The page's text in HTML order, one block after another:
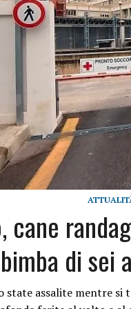
cane
bimba di sei
state assalite mentre